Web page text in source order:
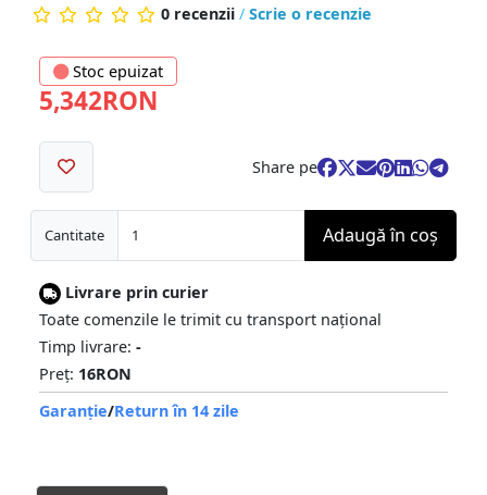
0 recenzii / Scrie o recenzie
Stoc epuizat
5,342RON
Share pe
Cantitate Adaugă în coş
Livrare prin curier
Toate comenzile le trimit cu transport național
Timp livrare: -
Preț: 16RON
Garanție/Return în 14 zile